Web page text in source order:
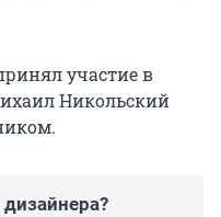
участие в
Никольский